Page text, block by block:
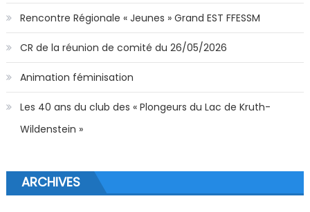
Rencontre Régionale « Jeunes » Grand EST FFESSM
CR de la réunion de comité du 26/05/2026
Animation féminisation
Les 40 ans du club des « Plongeurs du Lac de Kruth-
Wildenstein »
ARCHIVES